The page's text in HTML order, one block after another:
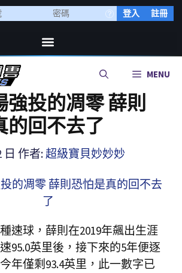
登入 註冊
MENU
強投的凋零 薛則
的回不去了
日 作者: 超級寶貝妙妙妙
速球，薛則在2019年飆出生涯
95.0英里後，接下來的5年便逐
年僅剩93.4英里，此一數字已